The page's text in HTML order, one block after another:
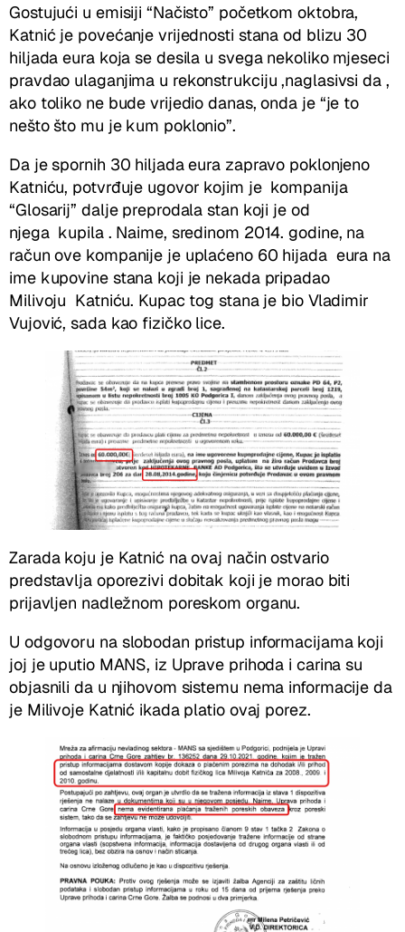
Gostujući u emisiji “Načisto” početkom oktobra,
Katnić je povećanje vrijednosti stana od blizu 30
hiljada eura koja se desila u svega nekoliko mjeseci
pravdao ulaganjima u rekonstrukciju ,naglasivsi da ,
ako toliko ne bude vrijedio danas, onda je “je to
nešto što mu je kum poklonio”.
Da je spornih 30 hiljada eura zapravo poklonjeno
Katniću, potvrđuje ugovor kojim je kompanija
“Glosarij” dalje preprodala stan koji je od
njega kupila . Naime, sredinom 2014. godine, na
račun ove kompanije je uplaćeno 60 hijada eura na
ime kupovine stana koji je nekada pripadao
Milivoju Katniću. Kupac tog stana je bio Vladimir
Vujović, sada kao fizičko lice.
Zarada koju je Katnić na ovaj način ostvario
predstavlja oporezivi dobitak koji je morao biti
prijavljen nadležnom poreskom organu.
U odgovoru na slobodan pristup informacijama koji
joj je uputio MANS, iz Uprave prihoda i carina su
objasnili da u njihovom sistemu nema informacije da
je Milivoje Katnić ikada platio ovaj porez.